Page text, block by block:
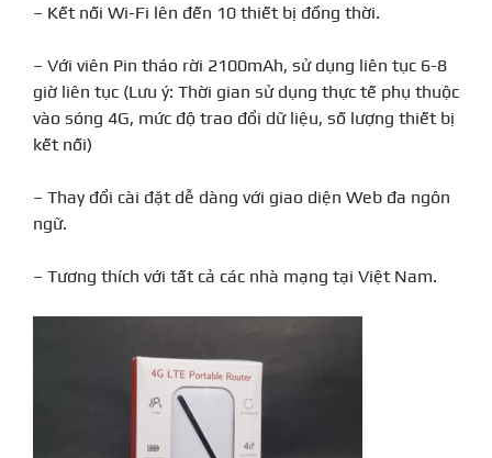
– Kết nối Wi-Fi lên đến 10 thiết bị đồng thời.
– Với viên Pin tháo rời 2100mAh, sử dụng liên tục 6-8
giờ liên tục (Lưu ý: Thời gian sử dụng thực tế phụ thuộc
vào sóng 4G, mức độ trao đổi dữ liệu, số lượng thiết bị
kết nối)
– Thay đổi cài đặt dễ dàng với giao diện Web đa ngôn
ngữ.
– Tương thích với tất cả các nhà mạng tại Việt Nam.